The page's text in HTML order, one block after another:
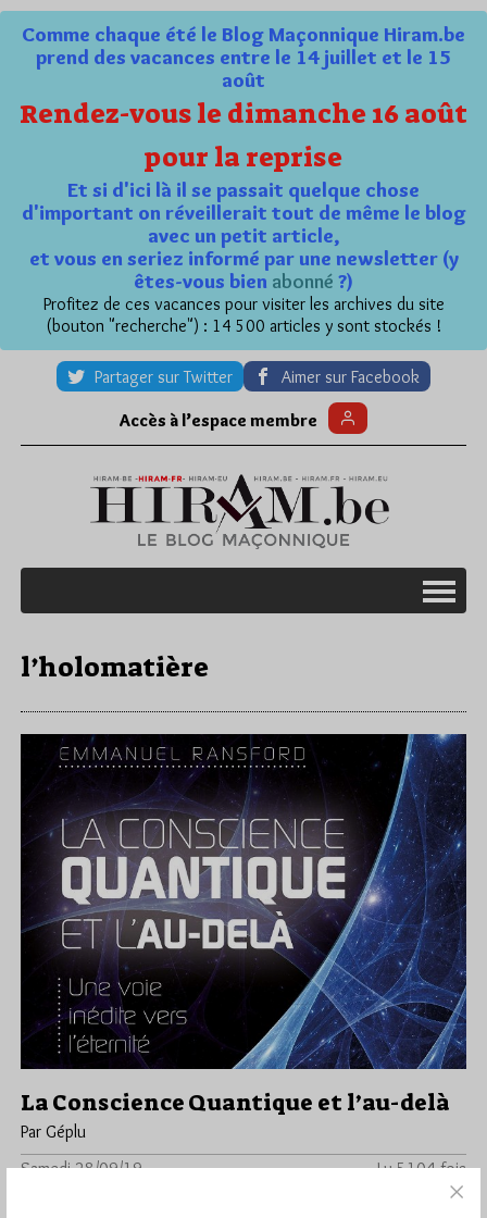
Comme chaque été le Blog Maçonnique Hiram.be
prend des vacances entre le 14 juillet et le 15
août
Rendez-vous le dimanche 16 août
pour la reprise
Et si d'ici là il se passait quelque chose
d'important on réveillerait tout de même le blog
avec un petit article,
et vous en seriez informé par une newsletter (y
êtes-vous bien abonné ?)
Profitez de ces vacances pour visiter les archives du site
(bouton "recherche") : 14 500 articles y sont stockés !
Partager sur Twitter Aimer sur Facebook
Accès à l’espace membre
l’holomatière
La Conscience Quantique et l’au-delà
Par Géplu
Samedi 28/09/19
Lu 5104 fois
Jacques Carletto a rencontré et interviewé Emmanuel Ransford,